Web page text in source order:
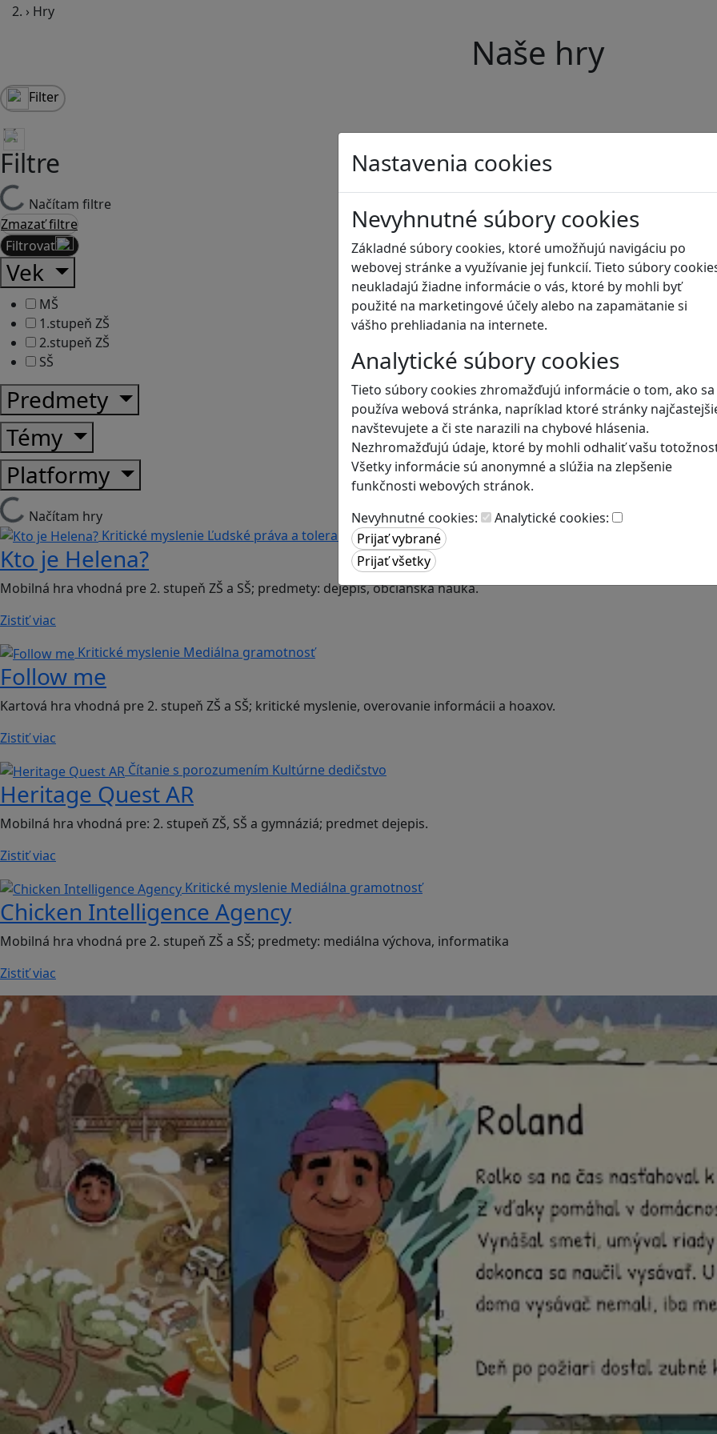
Nastavenia cookies
Nevyhnutné súbory cookies
Základné súbory cookies, ktoré umožňujú navigáciu po
webovej stránke a využívanie jej funkcií. Tieto súbory
neukladajú žiadne informácie o vás, ktoré by mohli byť
použité na marketingové účely alebo na zapamätanie si
vášho prehliadania na internete.
Analytické súbory cookies
Tieto súbory cookies zhromažďujú informácie o tom, ako sa
používa webová stránka, napríklad ktoré stránky
navštevujete a či ste narazili na chybové hlásenia.
Nezhromažďujú údaje, ktoré by mohli odhaliť vašu
Všetky informácie sú anonymné a slúžia na zlepšenie
funkčnosti webových stránok.
Nevyhnutné cookies:
Analytické cookies:
› Hry
Naše hry
Filter
Filtre
Načítam filtre
Zmazať filtre
Filtrovať
Vek
MŠ
1.stupeň ZŠ
2.stupeň ZŠ
SŠ
Predmety
Témy
Platformy
Načítam hry
Kritické myslenie Ľudské práva a tolerancia
Kto je Helena?
Mobilná hra vhodná pre 2. stupeň ZŠ a SŠ; predmety: dejepis, občianska náuka.
Zistiť viac
Kritické myslenie Mediálna gramotnosť
Follow me
Kartová hra vhodná pre 2. stupeň ZŠ a SŠ; kritické myslenie, overovanie informácii a hoaxov.
Zistiť viac
Čítanie s porozumením Kultúrne dedičstvo
Heritage Quest AR
Mobilná hra vhodná pre: 2. stupeň ZŠ, SŠ a gymnáziá; predmet dejepis.
Zistiť viac
Kritické myslenie Mediálna gramotnosť
Chicken Intelligence Agency
Mobilná hra vhodná pre 2. stupeň ZŠ a SŠ; predmety: mediálna výchova, informatika
Zistiť viac